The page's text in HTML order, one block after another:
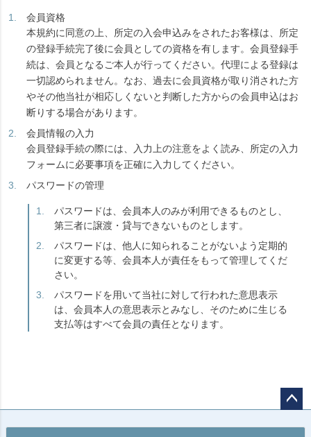
会員資格
本規約に同意の上、所定の入会申込みをされたお客様は、所定
の登録手続完了後に会員としての資格を有します。会員登録手
続は、会員となるご本人が行ってください。代理による登録は
一切認められません。なお、過去に会員資格が取り消された方
やその他当社が相応しくないと判断した方からの会員申込はお
断りする場合があります。
会員情報の入力
会員登録手続の際には、入力上の注意をよく読み、所定の入力
フォームに必要事項を正確に入力してください。
パスワードの管理
パスワードは、会員本人のみが利用できるものとし、
第三者に譲渡・貸与できないものとします。
パスワードは、他人に知られることがないよう定期的
に変更する等、会員本人が責任をもって管理してくだ
さい。
パスワードを用いて当社に対して行われた意思表示
は、会員本人の意思表示とみなし、そのために生じる
支払等はすべて会員の責任となります。